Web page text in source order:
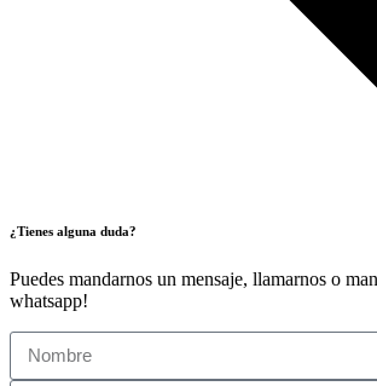
¿Tienes alguna duda?
Puedes mandarnos un mensaje, llamarnos o
whatsapp!